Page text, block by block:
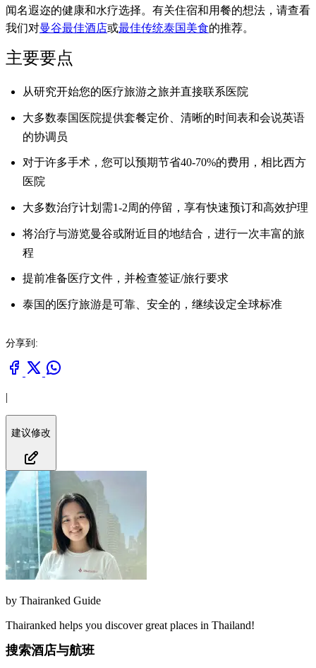
闻名遐迩的健康和水疗选择。有关住宿和用餐的想法，请查看
我们对曼谷最佳酒店或最佳传统泰国美食的推荐。
主要要点
从研究开始您的医疗旅游之旅并直接联系医院
大多数泰国医院提供套餐定价、清晰的时间表和会说英语
的协调员
对于许多手术，您可以预期节省40-70%的费用，相比西方
医院
大多数治疗计划需1-2周的停留，享有快速预订和高效护理
将治疗与游览曼谷或附近目的地结合，进行一次丰富的旅
程
提前准备医疗文件，并检查签证/旅行要求
泰国的医疗旅游是可靠、安全的，继续设定全球标准
分享到:
|
建议修改
by Thairanked Guide
Thairanked helps you discover great places in Thailand!
搜索酒店与航班